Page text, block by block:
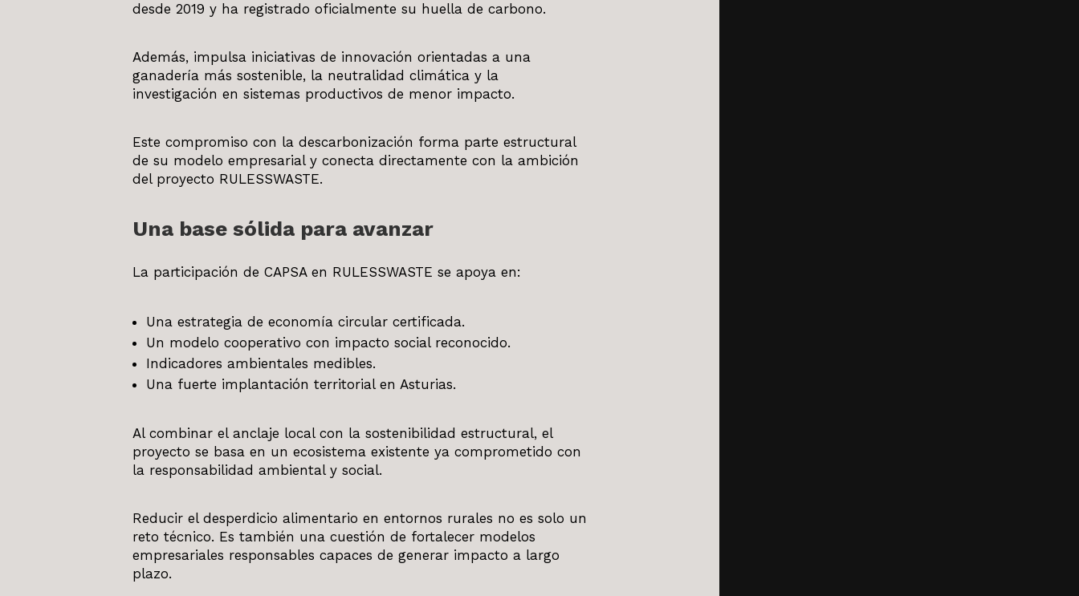
desde 2019 y ha registrado oficialmente su huella de carbono.
Además, impulsa iniciativas de innovación orientadas a una
ganadería más sostenible, la neutralidad climática y la
investigación en sistemas productivos de menor impacto.
Este compromiso con la descarbonización forma parte estructural
de su modelo empresarial y conecta directamente con la ambición
del proyecto RULESSWASTE.
Una base sólida para avanzar
La participación de CAPSA en RULESSWASTE se apoya en:
Una estrategia de economía circular certificada.
Un modelo cooperativo con impacto social reconocido.
Indicadores ambientales medibles.
Una fuerte implantación territorial en Asturias.
Al combinar el anclaje local con la sostenibilidad estructural, el
proyecto se basa en un ecosistema existente ya comprometido con
la responsabilidad ambiental y social.
Reducir el desperdicio alimentario en entornos rurales no es solo un
reto técnico. Es también una cuestión de fortalecer modelos
empresariales responsables capaces de generar impacto a largo
plazo.